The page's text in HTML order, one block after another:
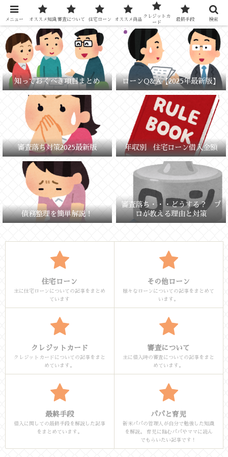
元銀行員が教える「失敗しないお金の選び方」
知っておくべき項目まとめ ローンQ&A【2025年最新版】
審査落ち対策2025最新版 年収別 住宅ローン借入金額
債務整理を簡単解説！
審査落ち・・・どうする？ プ
ロが教える理由と対策
住宅ローン
主に住宅ローンについての記事をまとめ
ています
その他ローン
様々なローンについての記事をまとめて
います。
クレジットカード
クレジットカードについての記事をまと
めています。
審査について
主に借入時の審査についての記事をまと
めています。
最終手段
借入に関しての最終手段を解説した記事
をまとめています。
パパと育児
新米パパの管理人が自分で勉強した知識
を解説。 育児に臨むパパやママに読ん
でもらいたい記事です！
メニュー オススメ知識 審査について 住宅ローン オススメ商品
クレジットカ
ード
最終手段 検索